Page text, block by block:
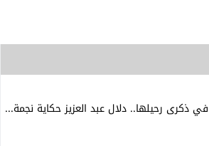
في ذكرى رحيلها.. دلال عبد العزيز حكاية نجمة...